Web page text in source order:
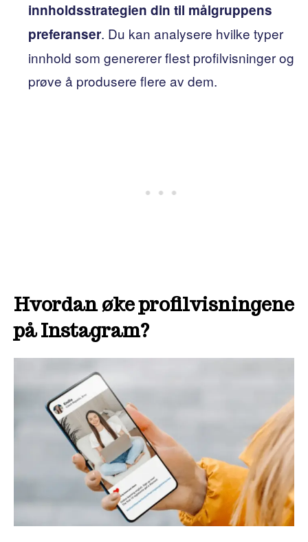
innholdsstrategien din til målgruppens
preferanser. Du kan analysere hvilke typer
innhold som genererer flest profilvisninger og
prøve å produsere flere av dem.
Hvordan øke profilvisningene
på Instagram?